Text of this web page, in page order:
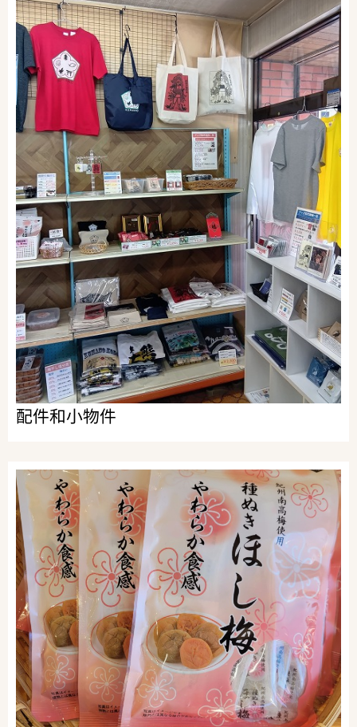
配件和小物件